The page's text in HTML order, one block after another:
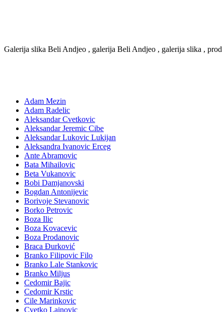
Galerija slika Beli Andjeo , galerija Beli Andjeo , galerija slika ,
Adam Mezin
Adam Radelic
Aleksandar Cvetkovic
Aleksandar Jeremic Cibe
Aleksandar Lukovic Lukijan
Aleksandra Ivanovic Erceg
Ante Abramovic
Bata Mihailovic
Beta Vukanovic
Bobi Damjanovski
Bogdan Antonijevic
Borivoje Stevanovic
Borko Petrovic
Boza Ilic
Boza Kovacevic
Boza Prodanovic
Braca Đurković
Branko Filipovic Filo
Branko Lale Stankovic
Branko Miljus
Cedomir Bajic
Cedomir Krstic
Cile Marinkovic
Cvetko Lainovic